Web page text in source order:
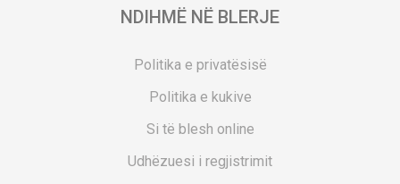
NDIHMË NË BLERJE
Politika e privatësisë
Politika e kukive
Si të blesh online
Udhëzuesi i regjistrimit